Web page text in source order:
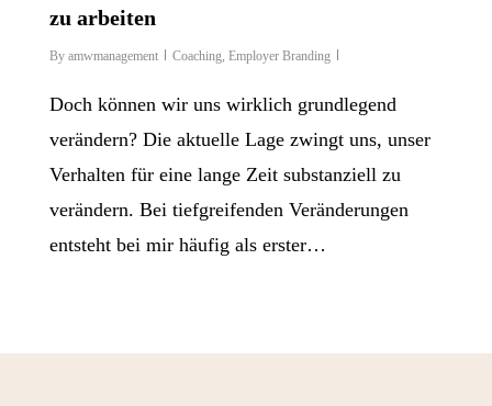
zu arbeiten
By amwmanagement Coaching, Employer Branding
Doch können wir uns wirklich grundlegend
verändern? Die aktuelle Lage zwingt uns, unser
Verhalten für eine lange Zeit substanziell zu
verändern. Bei tiefgreifenden Veränderungen
entsteht bei mir häufig als erster…